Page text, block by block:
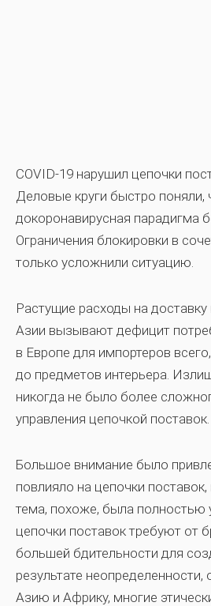
COVID-19 нарушил цепочки
Деловые круги быстро поняли,
докоронавирусная парадигма
Ограничения блокировки в
только усложнили ситуацию.
Растущие расходы на
Азии вызывают дефицит
в Европе для импортеров
до предметов интерьера.
никогда не было более
управления цепочкой поставок.
Большое внимание было
повлияло на цепочки
тема, похоже, была полностью
цепочки поставок требуют от
большей бдительности для
результате неопределенности,
Азию и Африку, многие